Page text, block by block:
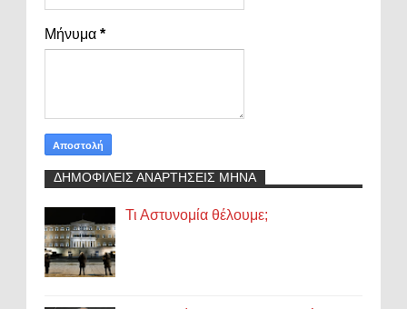
Μήνυμα *
ΔΗΜΟΦΙΛΕΙΣ ΑΝΑΡΤΗΣΕΙΣ ΜΗΝΑ
Τι Αστυνομία θέλουμε;